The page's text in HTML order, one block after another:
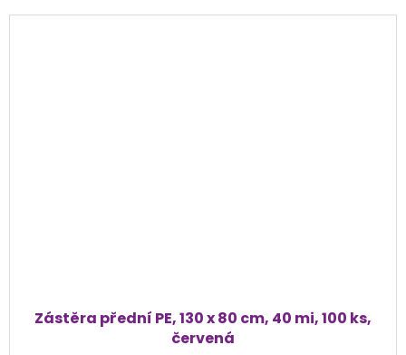
Zástěra přední PE, 130 x 80 cm, 40 mi, 100 ks,
červená